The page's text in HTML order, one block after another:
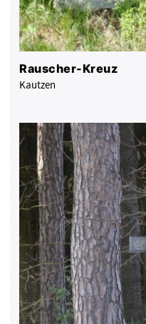
Rauscher-Kreuz
Kautzen